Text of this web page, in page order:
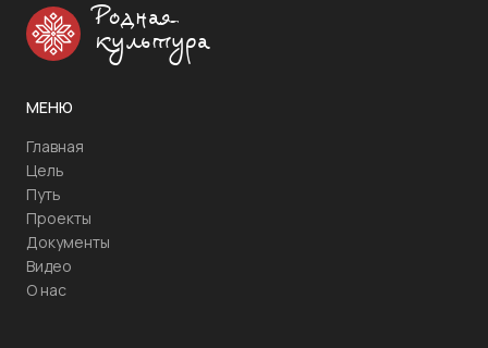
Родная
культура
МЕНЮ
Главная
Цель
Путь
Проекты
Документы
Видео
О нас